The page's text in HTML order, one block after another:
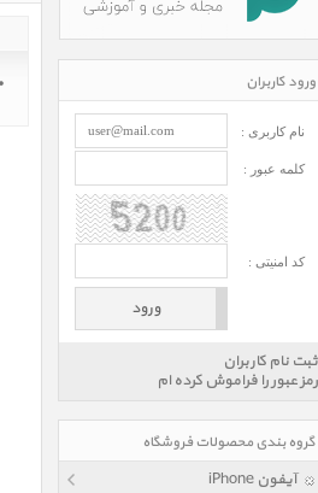
38mm ورود کاربران
نام کاربری :
کلمه عبور :
کد امنیتی :
ثبت نام کاربران
رمز عبور را فراموش کرده ام
گروه بندی محصولات فروشگاه
آیفون iPhone